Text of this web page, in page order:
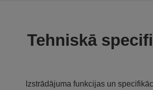
Tehniskā
Izstrādājuma funkcijas un